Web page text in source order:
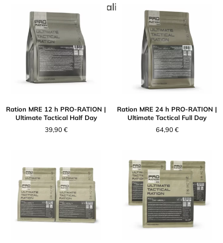
Nos rations alimentaires
Ration MRE 12 h PRO-RATION |
Ultimate Tactical Half Day
39,90€
Ration MRE 24 h PRO-RATION |
Ultimate Tactical Full Day
64,90€